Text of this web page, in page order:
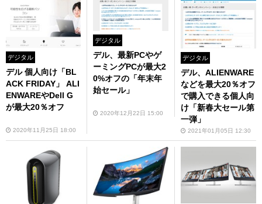
デジタル
デル 個人向け「BL
ACK FRIDAY」 ALI
ENWAREやDell G
が最大20％オフ
2020年11月25日 18:00
デジタル
デル、最新PCやゲ
ーミングPCが最大2
0%オフの「年末年
始セール」
2020年12月22日 15:00
デジタル
デル、ALIENWARE
などを最大20％オフ
で購入できる個人向
け「新春大セール第
一弾」
2021年01月05日 12:30